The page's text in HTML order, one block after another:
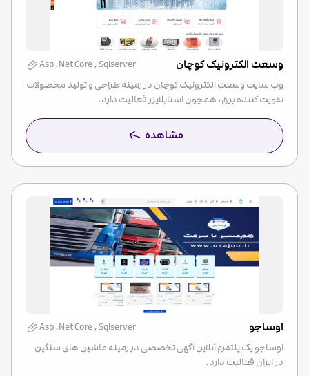
وسعت الکترونیک کوچان
Asp .Net Core , Sqlserver
وب سایت وسعت الکترونیک کوچان در زمینه طراحی و تولید محصولات
تقویت کننده برق، همچون استابلایزر فعالیت دارد.
مشاهده
اوساجو
Asp .Net Core , Sqlserver
اوساجو یک پلتفرم آنلاین آگهی تخصصی در زمینه ماشین های سنگین
در ایران فعالیت دارد.